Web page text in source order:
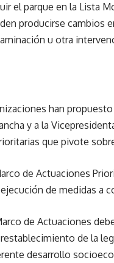
el parque en la Lista
producirse cambios
u otra
han
y a la
que pivote
de Actuaciones
de medidas a
de Actuaciones
de la
desarrollo